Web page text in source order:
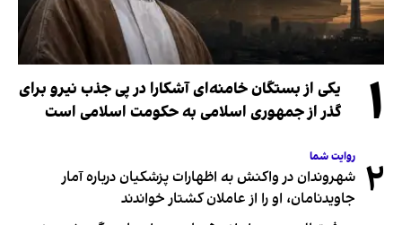
۱
یکی از بستگان خامنه‌ای آشکارا در پی جذب نیرو برای
گذر از جمهوری اسلامی به حکومت اسلامی است
۲ روایت شما
شهروندان در واکنش به اظهارات پزشکیان درباره آمار
جاویدنامان، او را از عاملان کشتار خواندند